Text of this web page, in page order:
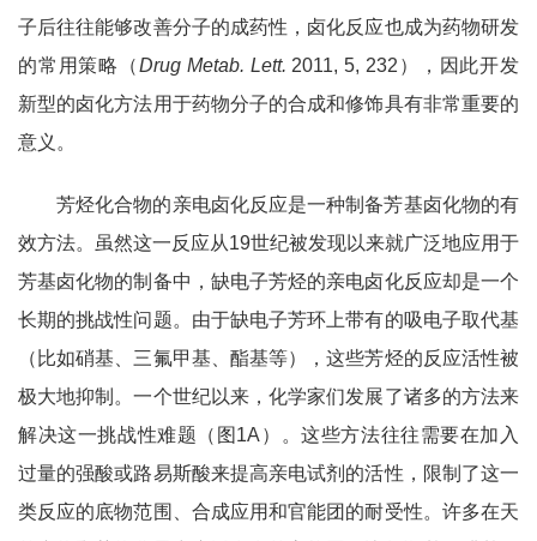
子后往往能够改善分子的成药性，卤化反应也成为药物研发
的常用策略（Drug Metab. Lett. 2011, 5, 232 ），因此开发
新型的卤化方法用于药物分子的合成和修饰具有非常重要的
意义。
芳烃化合物的亲电卤化反应是一种制备芳基卤化物的有
效方法。虽然这一反应从19世纪被发现以来就广泛地应用于
芳基卤化物的制备中，缺电子芳烃的亲电卤化反应却是一个
长期的挑战性问题。由于缺电子芳环上带有的吸电子取代基
（比如硝基、三氟甲基、酯基等），这些芳烃的反应活性被
极大地抑制。一个世纪以来，化学家们发展了诸多的方法来
解决这一挑战性难题（图 1A ）。这些方法往往需要在加入
过量的强酸或路易斯酸来提高亲电试剂的活性，限制了这一
类反应的底物范围、合成应用和官能团的耐受性。许多在天